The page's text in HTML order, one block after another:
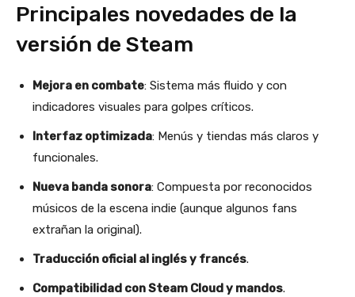
Principales novedades de la
versión de Steam
Mejora en combate: Sistema más fluido y con
indicadores visuales para golpes críticos.
Interfaz optimizada: Menús y tiendas más claros y
funcionales.
Nueva banda sonora: Compuesta por reconocidos
músicos de la escena indie (aunque algunos fans
extrañan la original).
Traducción oficial al inglés y francés.
Compatibilidad con Steam Cloud y mandos.